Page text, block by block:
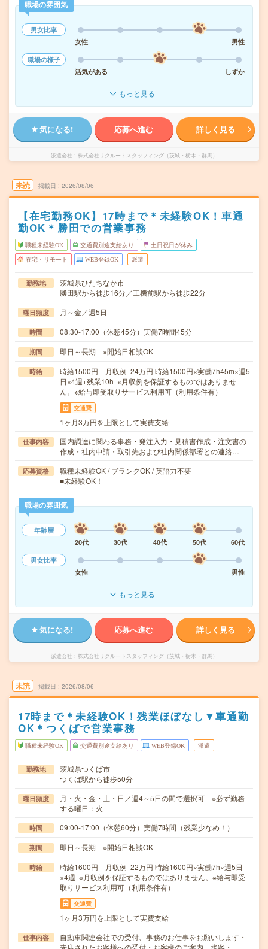
職場の雰囲気
男女比率
女性
男性
職場の様子
活気がある
しずか
もっと見る
気になる! 応募へ進む 詳しく見る
派遣会社 株式会社リクルートスタッフィング（茨城・栃木・群馬）
未読 掲載日 2026/08/06
【在宅勤務OK】17時まで＊未経験OK！車通
勤OK＊勝田での営業事務
職種未経験OK 交通費別途支給あり 土日祝日が休み
在宅・リモート WEB登録OK 派遣
勤務地
茨城県ひたちなか市
勝田駅から徒歩16分／工機前駅から徒歩22分
曜日頻度 月～金／週5日
時間 08:30-17:00（休憩45分）実働7時間45分
期間 即日～長期 ※開始日相談OK
時給
時給1500円 月収例 24万円 時給1500円×実働7h45m×週5
日×4週+残業10h ※月収例を保証するものではありませ
ん。※給与即受取りサービス利用可（利用条件有）
交通費
1ヶ月3万円を上限として実費支給
仕事内容
国内調達に関わる事務・発注入力・見積書作成・注文書の
作成・社内申請・取引先および社内関係部署との連絡…
応募資格
職種未経験OK / ブランクOK / 英語力不要
■未経験OK！
職場の雰囲気
年齢層
20代
30代 40代 50代
60代
男女比率
女性
男性
もっと見る
気になる! 応募へ進む 詳しく見る
派遣会社 株式会社リクルートスタッフィング（茨城・栃木・群馬）
未読 掲載日 2026/08/06
17時まで＊未経験OK！残業ほぼなし▼車通勤
OK＊つくばで営業事務
職種未経験OK 交通費別途支給あり WEB登録OK 派遣
勤務地
茨城県つくば市
つくば駅から徒歩50分
曜日頻度
月・火・金・土・日／週4～5日の間で選択可 ※必ず勤務
する曜日：火
時間 09:00-17:00（休憩60分）実働7時間（残業少なめ！）
期間 即日～長期 ※開始日相談OK
時給
時給1600円 月収例 22万円 時給1600円×実働7h×週5日
×4週 ※月収例を保証するものではありません。※給与即受
取りサービス利用可（利用条件有）
交通費
1ヶ月3万円を上限として実費支給
仕事内容
自動車関連会社での受付、事務のお仕事をお願いします・
来店されたお客様への受付・お客様のご案内、接客・…